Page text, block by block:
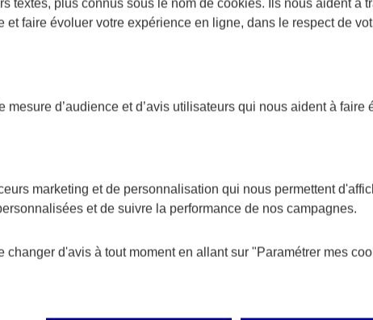
textes, plus connus sous le nom de cookies. Ils nous aident à
faire évoluer votre expérience en ligne, dans le respect de
mesure d’audience et d’avis utilisateurs qui nous aident à faire
marketing et de personnalisation qui nous permettent
et de suivre la performance de nos campagnes.
changer d'avis à tout moment en allant sur "Paramétrer mes